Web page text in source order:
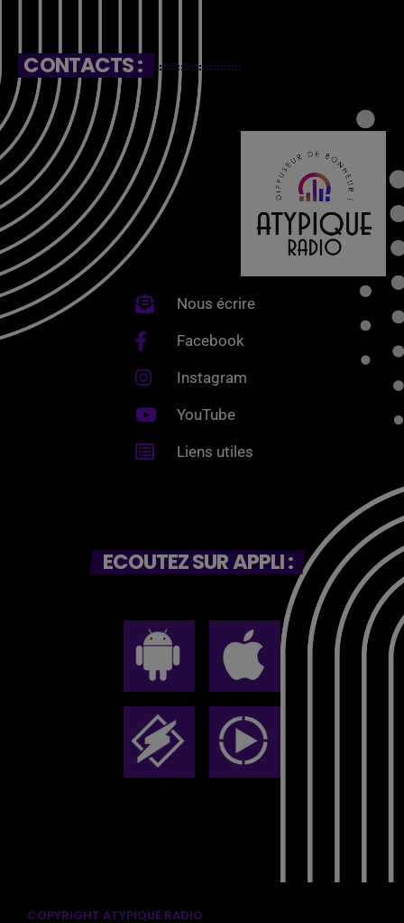
CONTACTS :
Nous écrire
Facebook
Instagram
YouTube
Liens utiles
ECOUTEZ SUR APPLI :
COPYRIGHT ATYPIQUE RADIO